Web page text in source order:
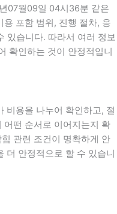
07월09일 04시36분 같은
포함 범위, 진행 절차, 응
있습니다. 따라서 여러 정보
확인하는 것이 안정적입니
비용을 나누어 확인하고, 절
어떤 순서로 이어지는지 확
관련 조건이 명확하게 안
더 안정적으로 할 수 있습니